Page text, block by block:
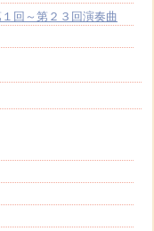
回～第２３回演奏曲